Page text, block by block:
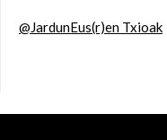
@JardunEus(r)en Txioak